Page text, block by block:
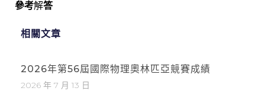
參考解答
相關文章
2026年第56屆國際物理奧林匹亞競賽成績
2026 年 7 月 13 日